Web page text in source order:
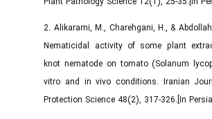
2. Alikarami, M., Charehgani, H., &
Nematicidal activity of some plant
knot nematode on tomato (Solanum
vitro and in vivo conditions. Iranian
Protection Science 48(2), 317-326.[In